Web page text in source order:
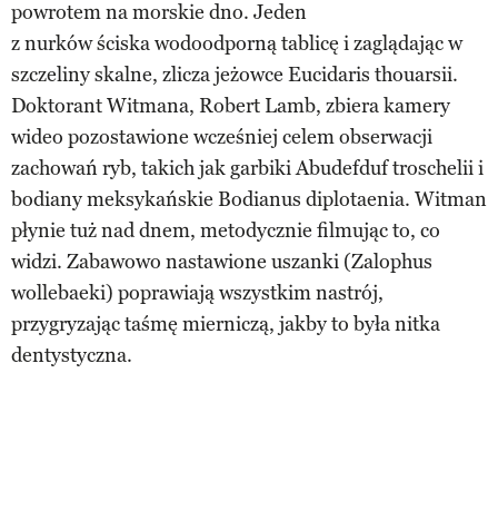
powrotem na morskie dno. Jeden
z nurków ściska wodoodporną tablicę i zaglądając w
szczeliny skalne, zlicza jeżowce Eucidaris thouarsii.
Doktorant Witmana, Robert Lamb, zbiera kamery
wideo pozostawione wcześniej celem obserwacji
zachowań ryb, takich jak garbiki Abudefduf troschelii i
bodiany meksykańskie Bodianus diplotaenia. Witman
płynie tuż nad dnem, metodycznie filmując to, co
widzi. Zabawowo nastawione uszanki (Zalophus
wollebaeki) poprawiają wszystkim nastrój,
przygryzając taśmę mierniczą, jakby to była nitka
dentystyczna.